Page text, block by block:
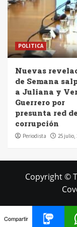
POLITICA
Nuevas
de Semana
a Juliana y
Guerrero por
presunta red de
corrupción
Periodista 25 julio,
Copyright ©
Compartir